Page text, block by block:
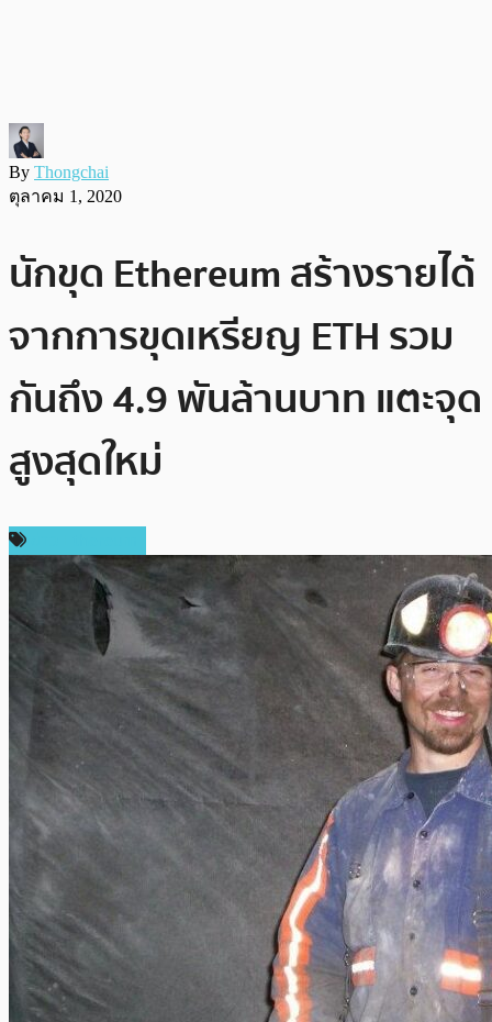
By Thongchai
ตุลาคม 1, 2020
นักขุด Ethereum สร้างรายได้
จากการขุดเหรียญ ETH รวม
กันถึง 4.9 พันล้านบาท แตะจุด
สูงสุดใหม่